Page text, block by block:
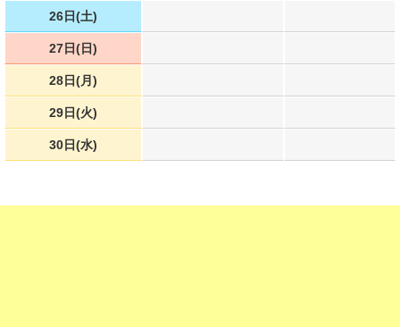
26日(土)
27日(日)
28日(月)
29日(火)
30日(水)